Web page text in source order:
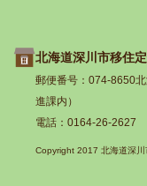
北海道深川市移住
郵便番号：074-8650
進課内）
電話：0164-26-2627
Copyright 2017 北海道深川